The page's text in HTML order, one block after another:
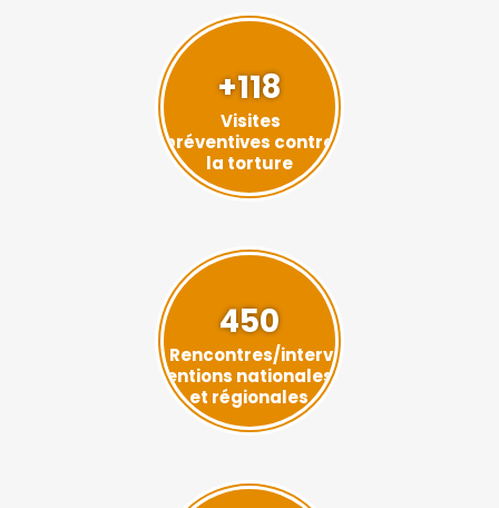
+118
Visites
préventives contre
la torture
450
Rencontres/interv
entions nationales
et régionales